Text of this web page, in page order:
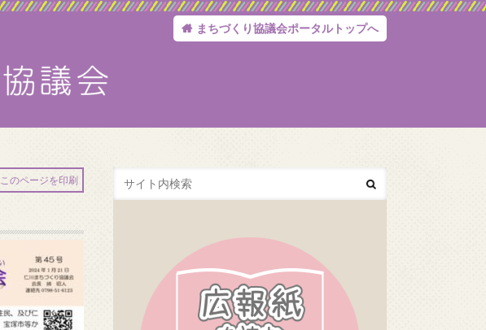
まちづくり協議会ポータルトップへ
このページを印刷